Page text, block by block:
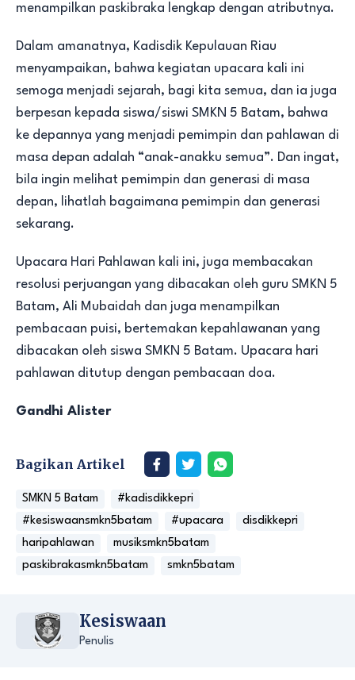
menampilkan paskibraka lengkap dengan atributnya.
Dalam amanatnya, Kadisdik Kepulauan Riau
menyampaikan, bahwa kegiatan upacara kali ini
semoga menjadi sejarah, bagi kita semua, dan ia juga
berpesan kepada siswa/siswi SMKN 5 Batam, bahwa
ke depannya yang menjadi pemimpin dan pahlawan di
masa depan adalah “anak-anakku semua”. Dan ingat,
bila ingin melihat pemimpin dan generasi di masa
depan, lihatlah bagaimana pemimpin dan generasi
sekarang.
Upacara Hari Pahlawan kali ini, juga membacakan
resolusi perjuangan yang dibacakan oleh guru SMKN 5
Batam, Ali Mubaidah dan juga menampilkan
pembacaan puisi, bertemakan kepahlawanan yang
dibacakan oleh siswa SMKN 5 Batam. Upacara hari
pahlawan ditutup dengan pembacaan doa.
Gandhi Alister
Bagikan Artikel
SMKN 5 Batam
#kadisdikkepri
#kesiswaansmkn5batam
#upacara
disdikkepri
haripahlawan
musiksmkn5batam
paskibrakasmkn5batam
smkn5batam
Kesiswaan
Penulis